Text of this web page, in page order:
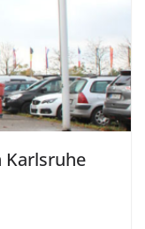
Karlsruhe